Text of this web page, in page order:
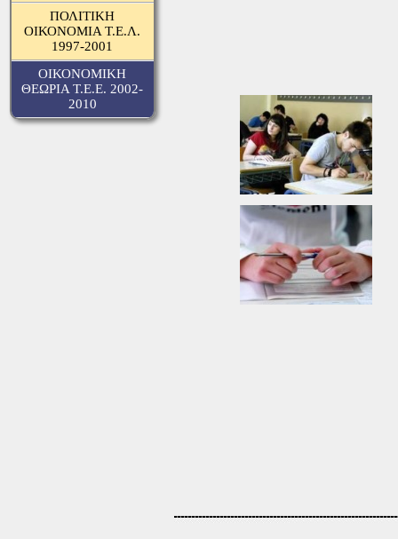
ΠΟΛΙΤΙΚΗ
ΟΙΚΟΝΟΜΙΑ Τ.Ε.Λ.
1997-2001
ΟΙΚΟΝΟΜΙΚΗ
ΘΕΩΡΙΑ Τ.Ε.Ε. 2002-
2010